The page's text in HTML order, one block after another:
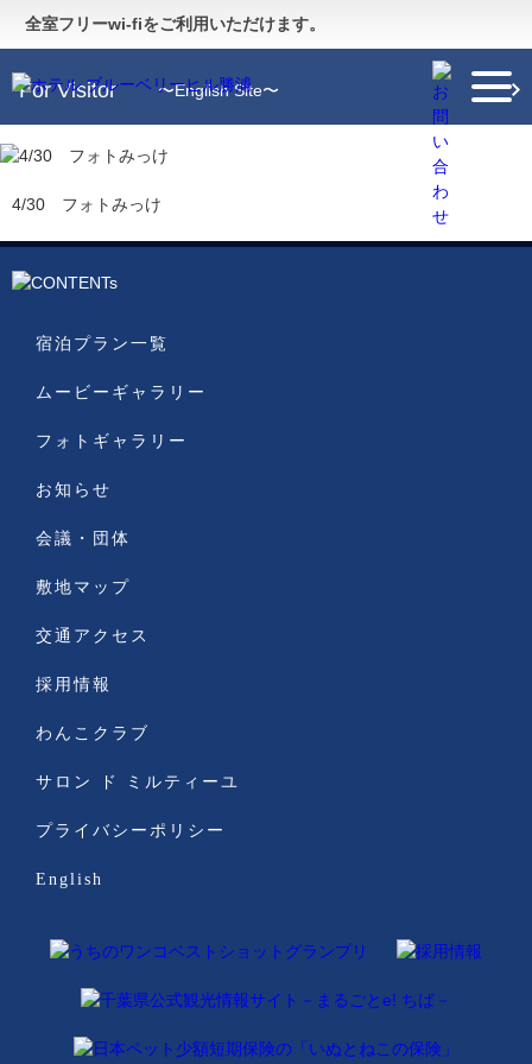
全室フリーwi-fiをご利用いただけます。
Guide 〜施設のご案内〜
For Visitor 〜English Site〜
4/30 フォトみっけ
宿泊プラン一覧
ムービーギャラリー
フォトギャラリー
お知らせ
会議・団体
敷地マップ
交通アクセス
採用情報
わんこクラブ
サロン ド ミルティーユ
プライバシーポリシー
English